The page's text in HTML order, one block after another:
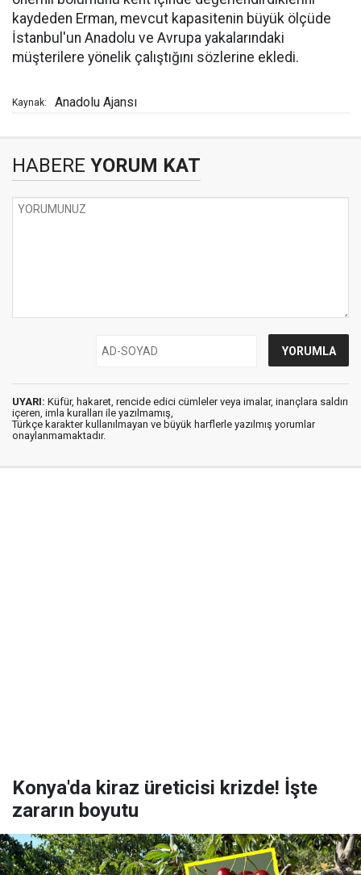
kaydeden Erman, mevcut kapasitenin büyük ölçüde
İstanbul'un Anadolu ve Avrupa yakalarındaki
müşterilere yönelik çalıştığını sözlerine ekledi.
Kaynak: Anadolu Ajansı
HABERE YORUM KAT
UYARI: Küfür, hakaret, rencide edici cümleler veya imalar, inançlara saldırı
içeren, imla kuralları ile yazılmamış,
Türkçe karakter kullanılmayan ve büyük harflerle yazılmış yorumlar
onaylanmamaktadır.
Konya'da kiraz üreticisi krizde! İşte
zararın boyutu